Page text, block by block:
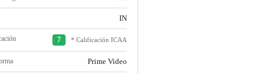
IN
7 * Calificación ICAA
Prime Video